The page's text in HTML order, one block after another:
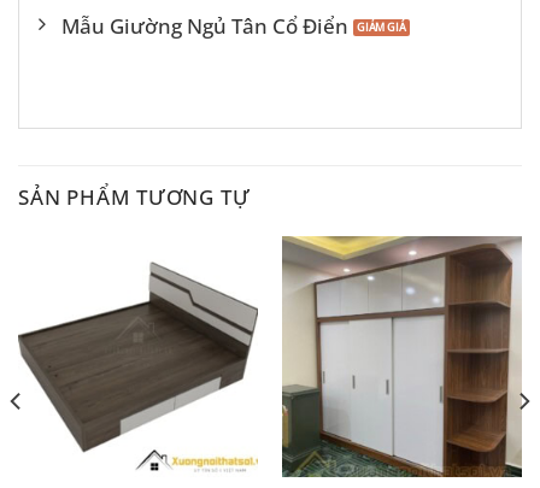
Mẫu Giường Ngủ Tân Cổ Điển
SẢN PHẨM TƯƠNG TỰ